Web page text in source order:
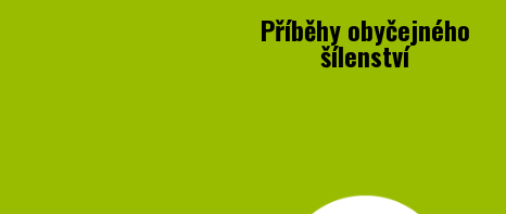
Příběhy obyčejného
šílenství